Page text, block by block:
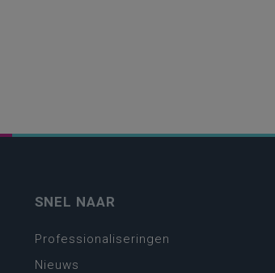
SNEL NAAR
Professionaliseringen
Nieuws